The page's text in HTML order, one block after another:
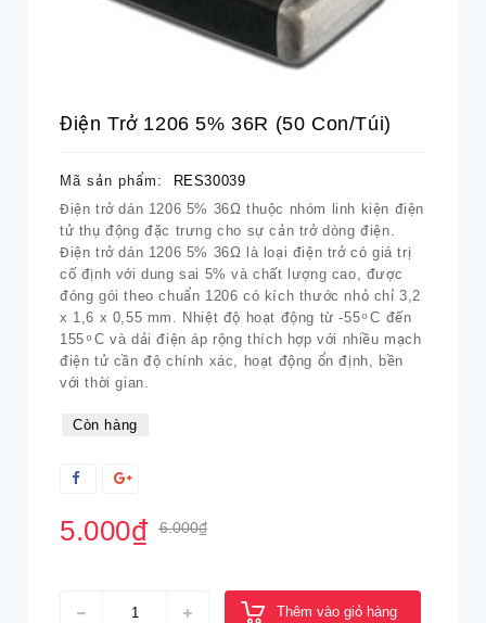
Điện Trở 1206 5% 36R (50 Con/túi)
Mã sản phẩm:
RES30039
Điện trở dán 1206 5% 36Ω thuộc nhóm linh kiện điện
tử thụ động đặc trưng cho sự cản trở dòng điện.
Điện trở dán 1206 5% 36Ω là loại điện trở có giá trị
cố định với dung sai 5% và chất lượng cao, được
đóng gói theo chuẩn 1206 có kích thước nhỏ chỉ 3,2
x 1,6 x 0,55 mm. Nhiệt độ hoạt động từ -55 ͦ C đến
155 ͦ C và dải điện áp rộng thích hợp với nhiều mạch
điện tử cần độ chính xác, hoạt động ổn định, bền
với thời gian.
Còn hàng
5.000₫ 6.000₫
Thêm vào giỏ hàng